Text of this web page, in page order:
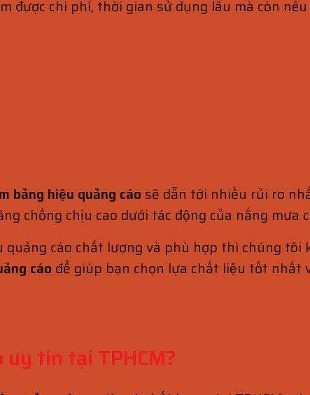
được chi phí, thời gian sử dụng lâu mà còn
bảng hiệu quảng cáo sẽ dẫn tới nhiều rủi ro
chống chịu cao dưới tác động của nắng
cáo chất lượng và phù hợp thì chúng
cáo để giúp bạn chọn lựa chất liệu tốt nhất
tín tại TPHCM?